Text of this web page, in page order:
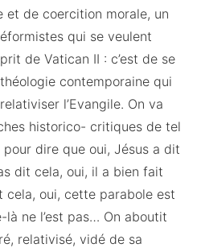
et de coercition morale, un
qui se veulent
de Vatican II : c’est de se
contemporaine qui
l’Evangile. On va
historico- critiques de tel
dire que oui, Jésus a dit
dit cela, oui, il a bien fait
cela, oui, cette parabole est
ne l’est pas… On aboutit
relativisé, vidé de sa